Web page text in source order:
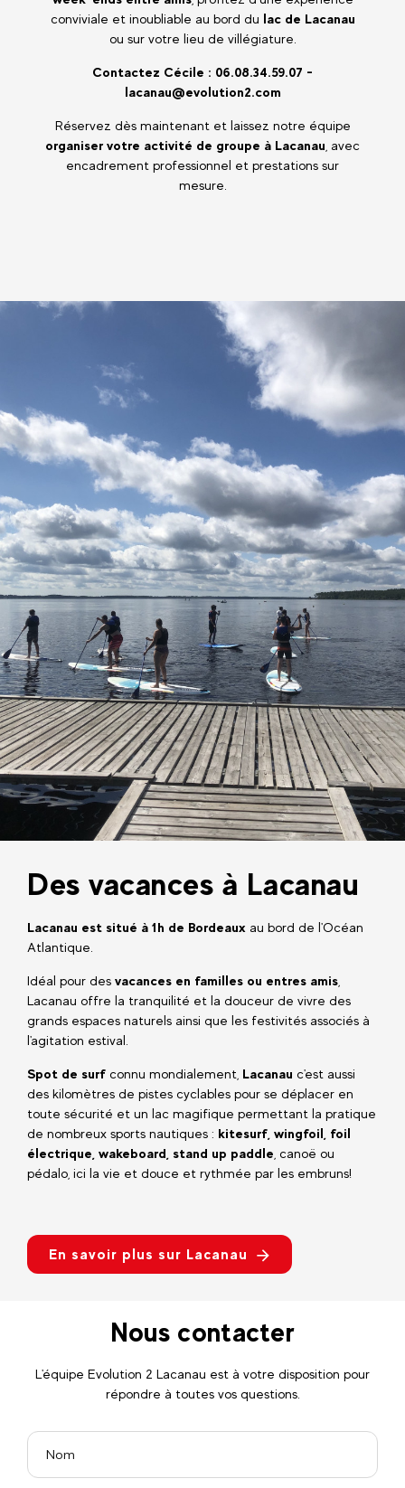
conviviale et inoubliable au bord du lac de Lacanau
ou sur votre lieu de villégiature.
Contactez Cécile : 06.08.34.59.07 -
lacanau@evolution2.com
Réservez dès maintenant et laissez notre équipe
organiser votre activité de groupe à Lacanau , avec
encadrement professionnel et prestations sur
mesure.
Des vacances à Lacanau
Lacanau est situé à 1h de Bordeaux au bord de l'Océan
Atlantique.
Idéal pour des vacances en familles ou entres amis
Lacanau offre la tranquilité et la douceur de vivre des
grands espaces naturels ainsi que les festivités associés à
l'agitation estival.
Spot de surf connu mondialement, Lacanau c'est aussi
des kilomètres de pistes cyclables pour se déplacer en
toute sécurité et un lac magifique permettant la pratique
de nombreux sports nautiques : kitesurf, wingfoil, foil
électrique, wakeboard, stand up paddle , canoë ou
pédalo, ici la vie et douce et rythmée par les embruns!
En savoir plus sur Lacanau
Nous contacter
L'équipe Evolution 2 Lacanau est à votre disposition pour
répondre à toutes vos questions.